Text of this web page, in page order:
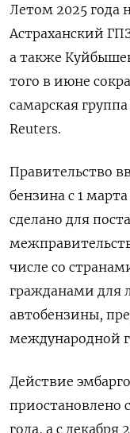
Летом 2025 года
Астраханский
а также
того в июне
самарская
Reuters.
Правительство
бензина с 1
сделано для
числе со
гражданами для
автобензины,
международной
Действие
приостановлено
года, а с декабря